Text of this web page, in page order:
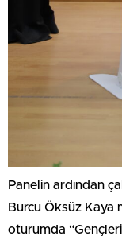
Panelin ardından
Burcu Öksüz Kaya
oturumda